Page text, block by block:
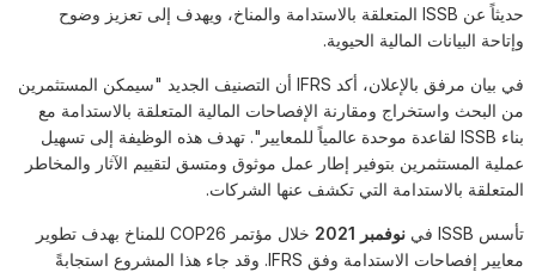
حديثاً عن ISSB المتعلقة بالاستدامة والمناخ، ويهدف إلى تعزيز وضوح
وإتاحة البيانات المالية الحيوية.
في بيان مرفق بالإعلان، أكد IFRS أن التصنيف الجديد "سيمكن المستثمرين
من البحث واستخراج ومقارنة الإفصاحات المالية المتعلقة بالاستدامة مع
بناء ISSB لقاعدة موحدة عالمياً للمعايير". تهدف هذه الوظيفة إلى تسهيل
عملية المستثمرين بتوفير إطار عمل موثوق ومتسق لتقييم الآثار والمخاطر
المتعلقة بالاستدامة التي تكشف عنها الشركات.
تأسس ISSB في نوفمبر 2021
خلال مؤتمر COP26 للمناخ بهدف تطوير
معايير إفصاحات الاستدامة وفق IFRS. وقد جاء هذا المشروع استجابةً